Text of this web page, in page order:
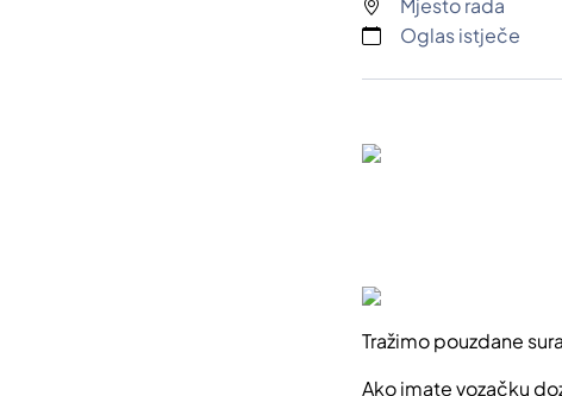
Mjesto rada
Oglas istječe
Tražimo pouzdane
Ako imate vozačku